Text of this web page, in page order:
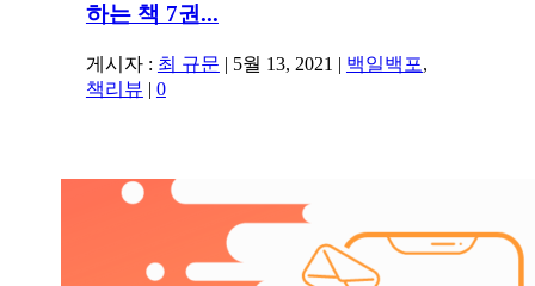
하는 책 7권...
게시자 : 최 규문 | 5월 13, 2021 | 백일백포,
책리뷰 | 0